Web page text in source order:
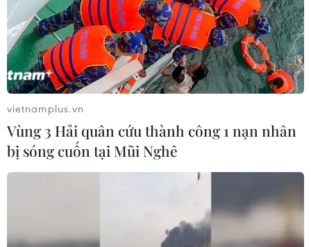
...và chính ngôi sao trẻ này đã lạnh lùng dứt điểm nâng tỷ số
lên 2-1 cho Real Madrid ở phút 56.
vietnamplus.vn
Vùng 3 Hải quân cứu thành công 1 nạn nhân
bị sóng cuốn tại Mũi Nghê